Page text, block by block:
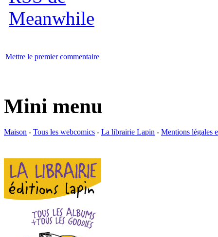
Mettre le premier commentaire
Mini menu
Maison - Tous les webcomics - La librairie Lapin - Mentions légales